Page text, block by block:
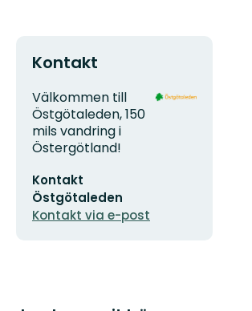
Kontakt
Adress
Välkommen till
Östgötaleden, 150
mils vandring i
Östergötland!
postadress
Kontakt
Östgötaleden
Kontakt via e-post
Organisationens